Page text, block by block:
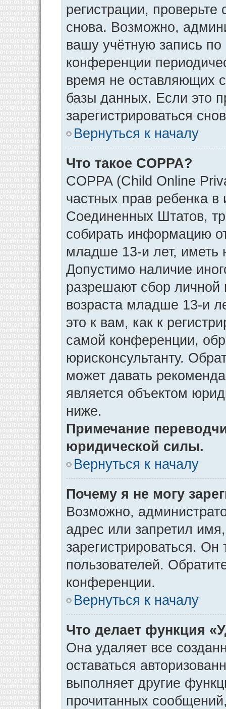
регистрации,
снова. Возможно,
вашу учётную запись
конференции
время не оставляющих
базы данных. Если это
зарегистрироваться
Вернуться к началу
Что такое COPPA?
COPPA (Child Online
частных прав ребенка в
Соединенных Штатов,
собирать информацию
младше 13-и лет, иметь
Допустимо наличие
разрешают сбор
возраста младше 13-и
это к вам, как к
самой конференции,
юрисконсультанту.
может давать
является объектом
ниже.
Примечание
юридической силы.
Вернуться к началу
Почему я не могу
Возможно,
адрес или запретил
зарегистрироваться.
пользователей.
конференции.
Вернуться к началу
Что делает функция
Она удаляет все
оставаться
выполняет другие
прочитанных